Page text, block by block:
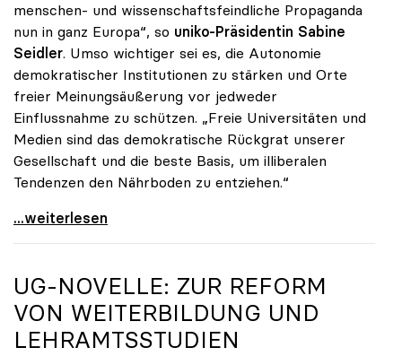
menschen- und wissenschaftsfeindliche Propaganda
nun in ganz Europa“, so uniko-Präsidentin Sabine
Seidler. Umso wichtiger sei es, die Autonomie
demokratischer Institutionen zu stärken und Orte
freier Meinungsäußerung vor jedweder
Einflussnahme zu schützen. „Freie Universitäten und
Medien sind das demokratische Rückgrat unserer
Gesellschaft und die beste Basis, um illiberalen
Tendenzen den Nährboden zu entziehen.“
„Populismus ist eigentliche Gefahr für Europa und
...weiterlesen
UG-NOVELLE: ZUR REFORM
VON WEITERBILDUNG UND
LEHRAMTSSTUDIEN